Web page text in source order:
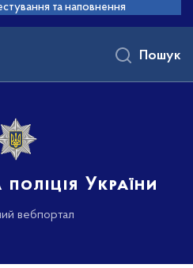
та наповнення
України
вебпортал
Пошук